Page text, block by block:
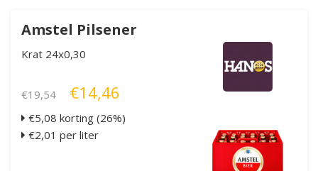
Amstel Pilsener
Krat 24x0,30
€19,54 €14,46
€5,08 korting (26%)
€2,01 per liter